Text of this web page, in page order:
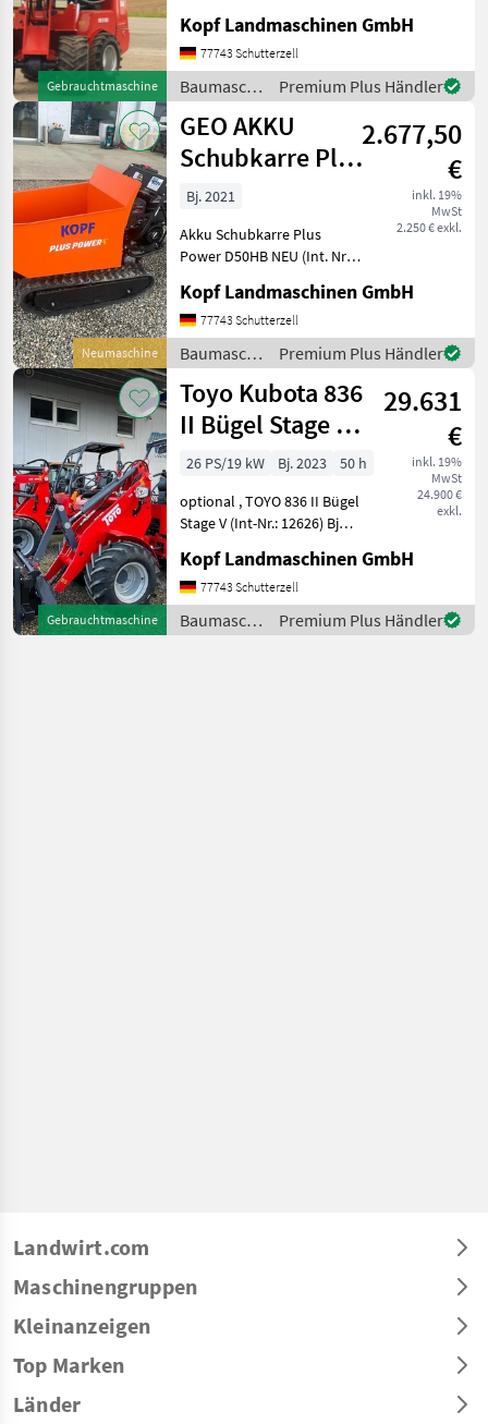
Gebrauchtmaschine
Stage V Baujahr 2019 486
Betriebsstunden 3, 10 m
Hubhöhe / Hubmast
Allradantrieb übe
Kopf Landmaschinen GmbH
77743 Schutterzell
Baumaschinen
/ Toyo
Premium Plus Händler
Neumaschine
GEO AKKU
Schubkarre Plus
Power D50HB
NEU
2.677,50
€
inkl. 19%
MwSt
2.250 € exkl.
Bj. 2021
Akku Schubkarre Plus
Power D50HB NEU (Int. Nr.
Mini Dumper Baujahr 2021
Manufaktur: Plus Power
Modell: D50HB Engine: B+S
Net weight: 255,
Kopf Landmaschinen GmbH
77743 Schutterzell
Baumaschinen
/ Geo
Premium Plus Händler
Gebrauchtmaschine
Toyo Kubota 836
II Bügel Stage V
310 Hubmast
29.631
€
inkl. 19%
MwSt
24.900 €
exkl.
26 PS/19 kW Bj. 2023
50 h
optional , TOYO 836 II Bügel
Stage V (Int-Nr.: 12626) Bj
3, 10 m Hubhöhe /
Hubmast Allradantrieb
über Kardanwelle
hydrostatischer Antrieb
Kopf Landmaschinen GmbH
77743 Schutterzell
Baumaschinen
/ Toyo
Premium Plus Händler
Landwirt.com
Maschinengruppen
Kleinanzeigen
Top Marken
Länder